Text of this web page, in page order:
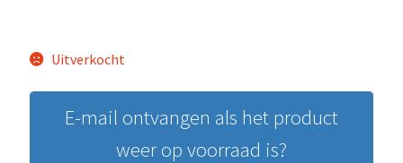
Uitverkocht
E-mail ontvangen als het product
weer op voorraad is?